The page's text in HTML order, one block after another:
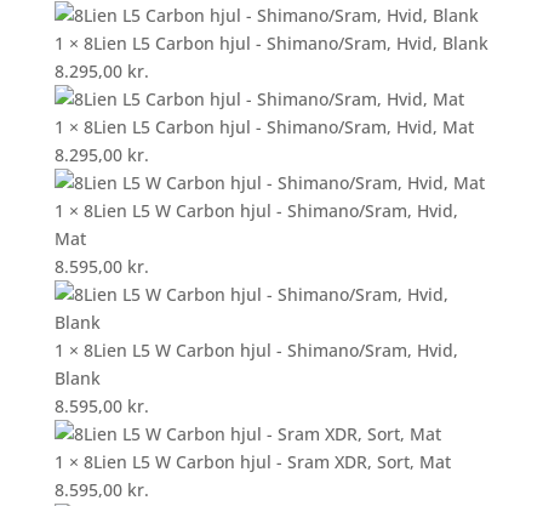
1 × 8Lien L5 Carbon hjul - Shimano/Sram, Hvid, Blank
8.295,00 kr.
1 × 8Lien L5 Carbon hjul - Shimano/Sram, Hvid, Mat
8.295,00 kr.
1 × 8Lien L5 W Carbon hjul - Shimano/Sram, Hvid,
Mat
8.595,00 kr.
1 × 8Lien L5 W Carbon hjul - Shimano/Sram, Hvid,
Blank
8.595,00 kr.
1 × 8Lien L5 W Carbon hjul - Sram XDR, Sort, Mat
8.595,00 kr.